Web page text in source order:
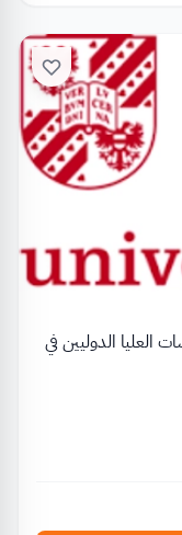
العليا الدوليين في